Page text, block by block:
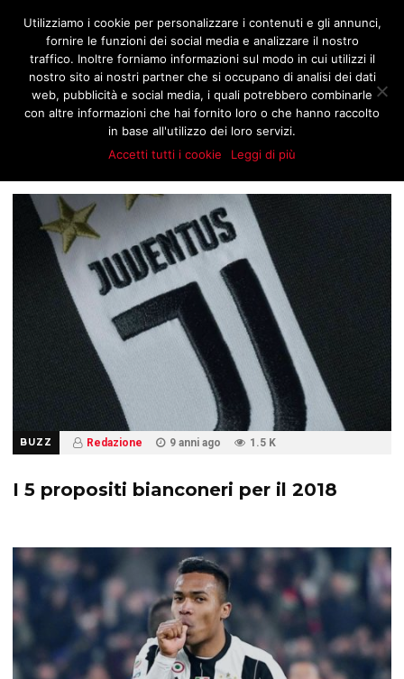
JNOTIZIE.COM
BROWSING TAG
ALEX SANDRO
BUZZ Redazione 9 anni ago 1.5 K
I 5 propositi bianconeri per il 2018
Utilizziamo i cookie per personalizzare i contenuti e gli annunci,
fornire le funzioni dei social media e analizzare il nostro
traffico. Inoltre forniamo informazioni sul modo in cui utilizzi il
nostro sito ai nostri partner che si occupano di analisi dei dati
web, pubblicità e social media, i quali potrebbero combinarle
con altre informazioni che hai fornito loro o che hanno raccolto
in base all'utilizzo dei loro servizi.
Accetti tutti i cookie
Leggi di più